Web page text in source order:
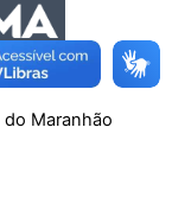
Maranhão